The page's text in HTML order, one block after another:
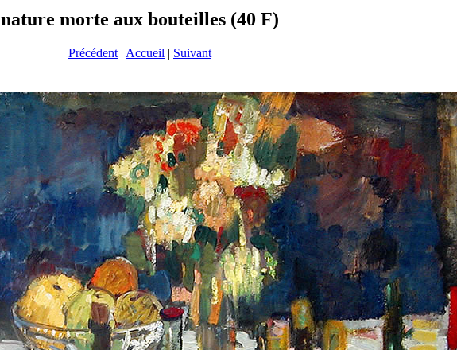
nature morte aux bouteilles (40 F)
Précédent | Accueil | Suivant